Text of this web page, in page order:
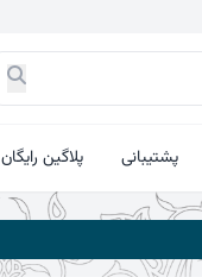
پشتیبانی پلاگین رایگان